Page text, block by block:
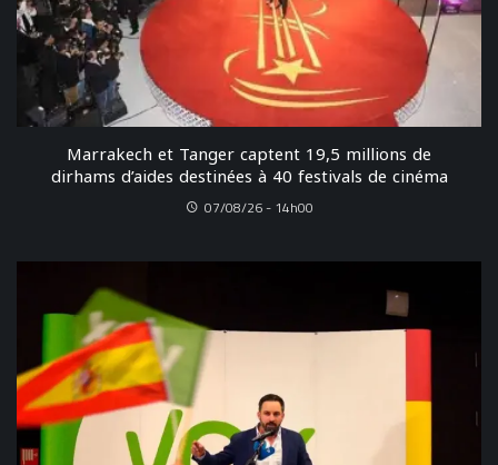
Marrakech et Tanger captent 19,5 millions de
dirhams d’aides destinées à 40 festivals de cinéma
07/08/26 - 14h00